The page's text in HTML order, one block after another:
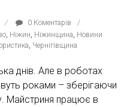
0 Коментарів
, Ніжин Ніжинщина Новини
Чернігівщина
днів. Але в роботах
роками – зберігаючи
Майстриня працює в